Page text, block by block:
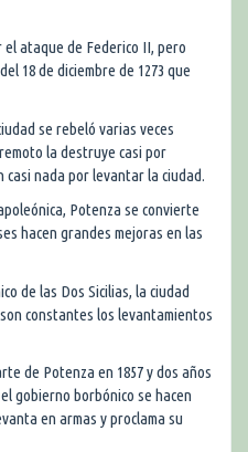
ataque de Federico II, pero
18 de diciembre de 1273 que
se rebeló varias veces
la destruye casi por
casi nada por levantar la ciudad.
Potenza se convierte
hacen grandes mejoras en las
de las Dos Sicilias, la ciudad
constantes los levantamientos
de Potenza en 1857 y dos años
gobierno borbónico se hacen
en armas y proclama su